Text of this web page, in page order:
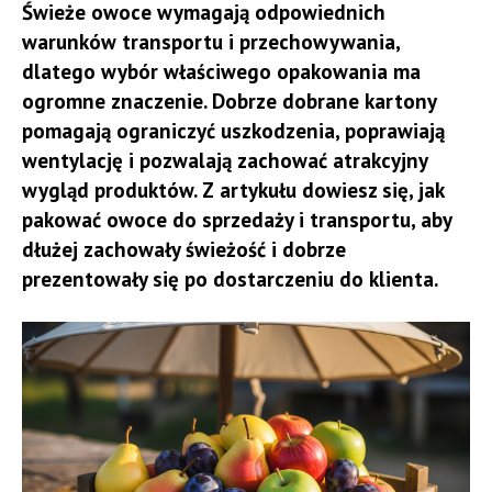
nieco inne potrzeby. Modele otwarte zapewniają łatwy
dostęp, dobrą wentylację oraz możliwość szybkiego
kontrolowania czystości. Kuwety z osłoną pomagają
natomiast ograniczyć rozsypywanie żwirku
i zapewniają bardziej kameralną przestrzeń. Decyzja
powinna zostać dopasowana do zachowania
zwierzęcia, ponieważ część kotów preferuje większą
swobodę obserwowania otoczenia, podczas gdy inne
chętniej korzystają z osłoniętego miejsca.
najlepiej ustawiać w spokojnym, łatwo dostępnym
miejscu, oddalonym od misek z karmą i wodą,
głośnych urządzeń oraz intensywnie uczęszczanych
przejść. Zwierzę powinno mieć możliwość
korzystania z nich bez niepokoju i konieczności
Świeże owoce wymagają odpowiednich
warunków transportu i przechowywania,
dlatego wybór właściwego opakowania ma
ogromne znaczenie. Dobrze dobrane kartony
pomagają ograniczyć uszkodzenia, poprawiają
wentylację i pozwalają zachować atrakcyjny
wygląd produktów. Z artykułu dowiesz się, jak
pakować owoce do sprzedaży i transportu, aby
dłużej zachowały świeżość i dobrze
prezentowały się po dostarczeniu do klienta.